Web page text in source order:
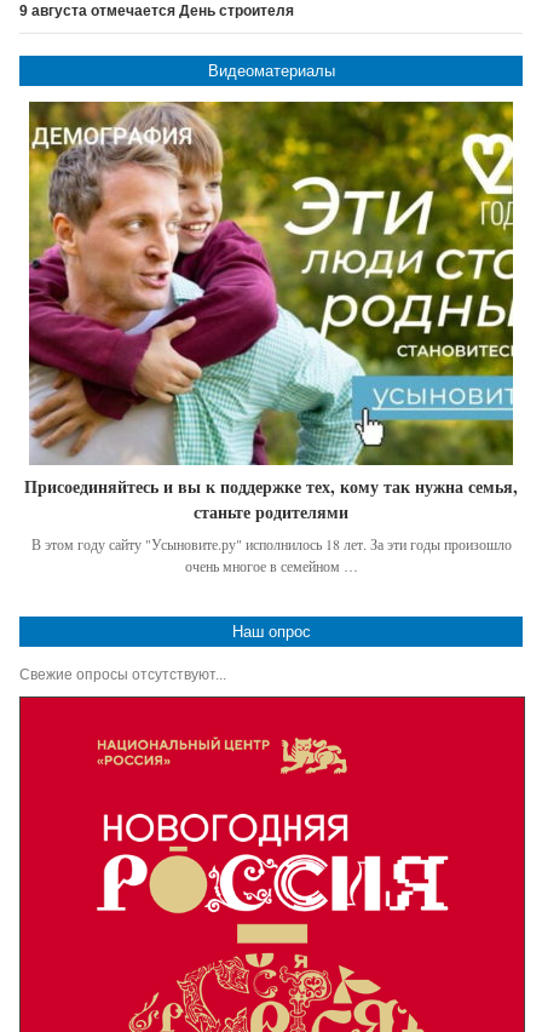
9 августа отмечается День строителя
Видеоматериалы
Присоединяйтесь и вы к поддержке тех, кому так нужна семья,
станьте родителями
В этом году сайту "Усыновите.ру" исполнилось 18 лет. За эти годы произошло
очень многое в семейном …
Наш опрос
Свежие опросы отсутствуют...